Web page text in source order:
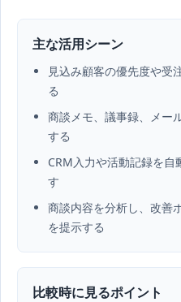
主な活用シーン
見込み顧客の優先度や受
る
商談メモ、議事録、メー
する
CRM入力や活動記録を自
す
商談内容を分析し、改善
を提示する
比較時に見るポイント